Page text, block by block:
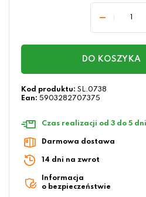
DO KOSZYKA
Kod produktu: SL.0738
Ean: 5903282707375
Czas realizacji od 3 do 5
Darmowa dostawa
14 dni na zwrot
Informacja
o bezpieczeństwie